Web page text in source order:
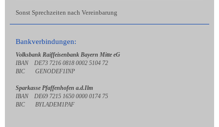
Sonst Sprechzeiten nach Vereinbarung
Bankverbindungen:
Volksbank Raiffeisenbank Bayern Mitte eG
IBAN DE73 7216 0818 0002 5104 72
BIC GENODEF1INP
Sparkasse Pfaffenhofen a.d.Ilm
IBAN DE69 7215 1650 0000 0174 75
BIC BYLADEM1PAF